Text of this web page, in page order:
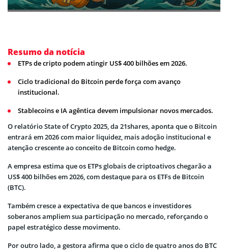
Resumo da notícia
ETPs de cripto podem atingir US$ 400 bilhões em 2026.
Ciclo tradicional do Bitcoin perde força com avanço
institucional.
Stablecoins e IA agêntica devem impulsionar novos mercados.
O relatório State of Crypto 2025, da 21shares, aponta que o Bitcoin
entrará em 2026 com maior liquidez, mais adoção institucional e
atenção crescente ao conceito de Bitcoin como hedge.
A empresa estima que os ETPs globais de criptoativos chegarão a
US$ 400 bilhões em 2026, com destaque para os ETFs de Bitcoin
(BTC).
Também cresce a expectativa de que bancos e investidores
soberanos ampliem sua participação no mercado, reforçando o
papel estratégico desse movimento.
Por outro lado, a gestora afirma que o ciclo de quatro anos do BTC